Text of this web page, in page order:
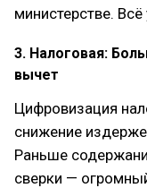
министерстве.
3. Налоговая:
вычет
Цифровизация
снижение
Раньше
сверки —